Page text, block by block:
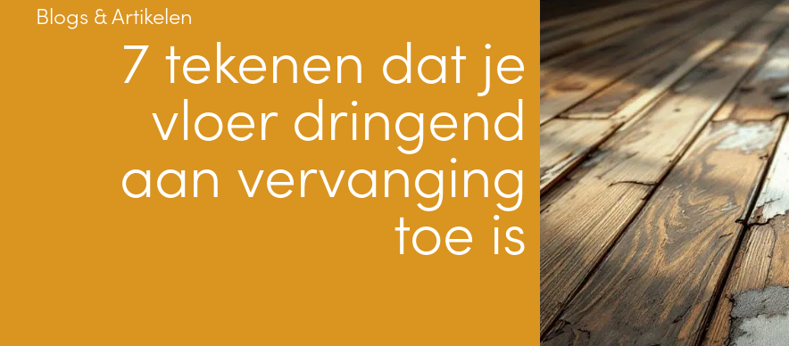
Blogs & Artikelen
7 tekenen dat je
vloer dringend
aan vervanging
toe is